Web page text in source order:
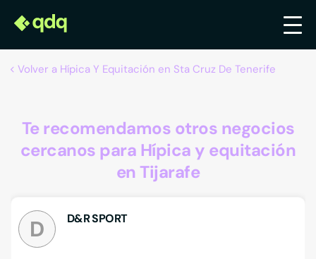
Volver a Hípica Y Equitación en Sta Cruz De Tenerife
Te recomendamos otros negocios
cercanos para Hípica y equitación
en Tijarafe
D D&R SPORT